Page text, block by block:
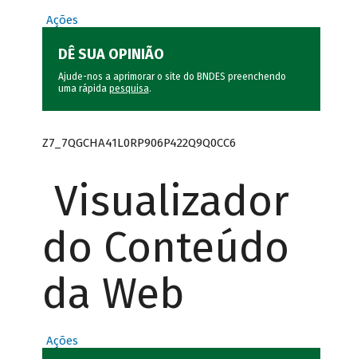
Ações
DÊ SUA OPINIÃO
Ajude-nos a aprimorar o site do BNDES preenchendo
uma rápida pesquisa.
Z7_7QGCHA41L0RP906P422Q9Q0CC6
Visualizador
do Conteúdo
da Web
Ações